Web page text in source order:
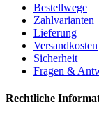
Bestellwege
Zahlvarianten
Lieferung
Versandkosten
Sicherheit
Fragen &
Rechtliche